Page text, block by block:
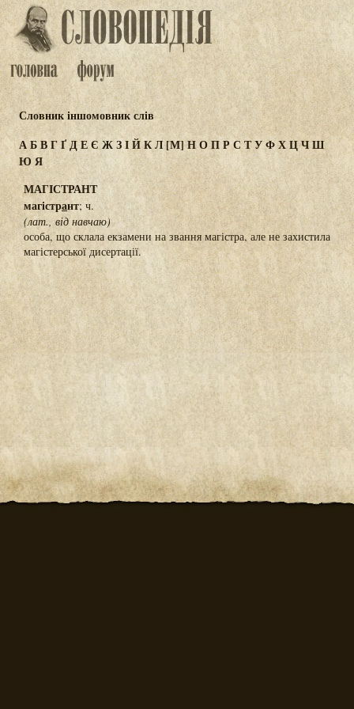
Словник іншомовник слів
АБВГҐДЕЄ ЖЗІЙКЛ[М] НОПР С ТУФХЦЧШ
Ю Я
МАГІСТРАНТ
магістрант; ч.
(лат., від навчаю)
особа, що склала екзамени на звання магістра, але не захистила
магістерської дисертації.